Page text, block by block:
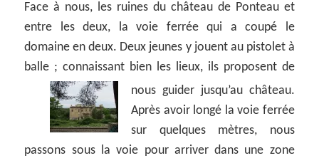
Face à nous, les ruines du château de Ponteau et
entre les deux, la voie ferrée qui a coupé le
domaine en deux. Deux jeunes y jouent au pistolet à
balle ; connaissant bien les lieux, ils proposent de
nous guider jusqu’au château.
Après avoir longé la voie ferrée
sur quelques mètres, nous
passons sous la voie pour arriver dans une zone